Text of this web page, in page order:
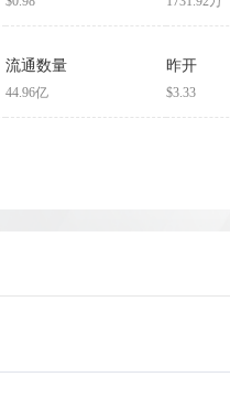
流通数量
44.96亿
昨开
$3.33